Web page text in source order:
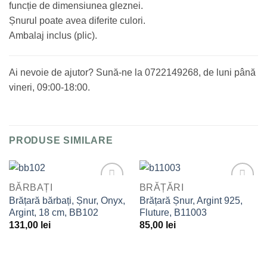
funcție de dimensiunea gleznei.
Șnurul poate avea diferite culori.
Ambalaj inclus (plic).
Ai nevoie de ajutor? Sună-ne la 0722149268, de luni până
vineri, 09:00-18:00.
PRODUSE SIMILARE
Adaugă
Favorite
BĂRBAȚI
Brățară bărbați, Șnur, Onyx,
Argint, 18 cm, BB102
131,00 lei
Adaugă
BRĂȚĂRI
Brățară Șnur, Argint 925,
Fluture, B11003
85,00 lei